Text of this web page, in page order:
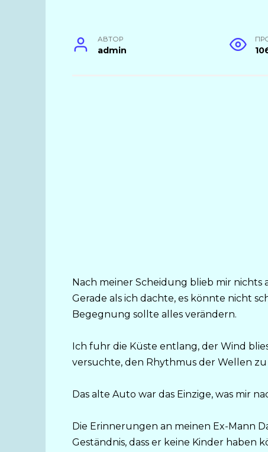
АВТОР
admin
Nach meiner Scheidung blieb mir
Gerade als ich dachte, es könnte nicht
Begegnung sollte alles verändern.
Ich fuhr die Küste entlang, der Wind
versuchte, den Rhythmus der Wellen zu
Das alte Auto war das Einzige, was mir
Die Erinnerungen an meinen Ex-Mann
Geständnis, dass er keine Kinder haben